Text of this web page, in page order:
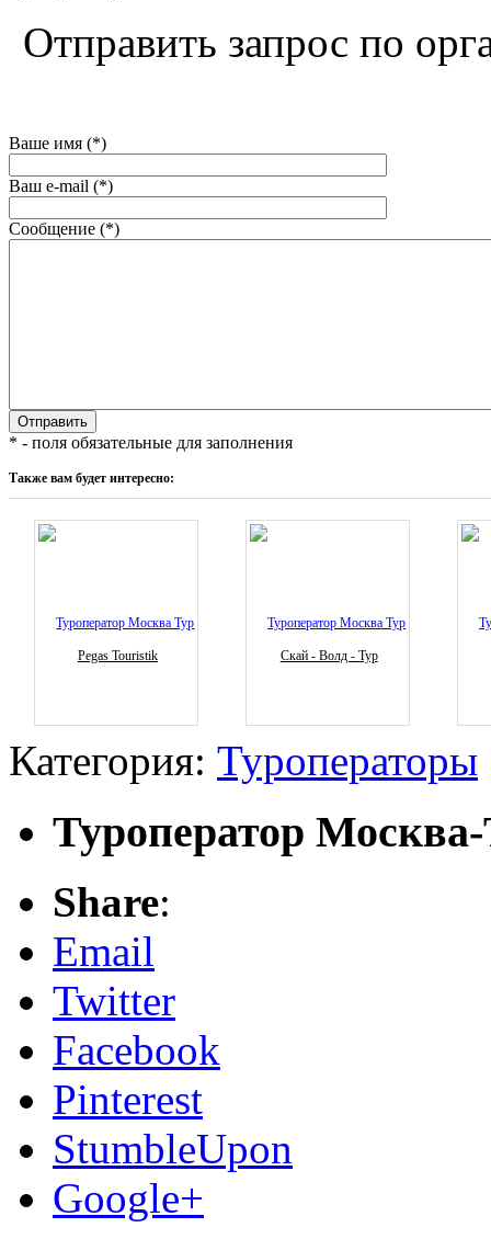
Отправить запрос по
Ваше имя (*)
Ваш e-mail (*)
Сообщение (*)
* - поля обязательные для заполнения
Также вам будет интересно:
Pegas Touristik Скай - Волд - Тур
Категория: Туроператоры
Туроператор
Share:
Email
Twitter
Facebook
Pinterest
StumbleUpon
Google+